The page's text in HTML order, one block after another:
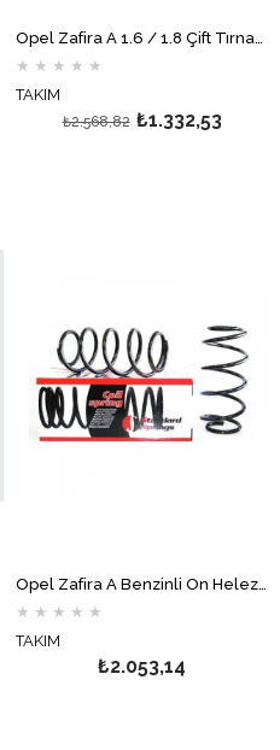
★ ★ ★ ★ ★
TAKIM
₺1.332,53
₺2.568,82
Opel Zafira A Benzinli Ön Helezon Yay Takımı STANDART YAY
★ ★ ★ ★ ★
TAKIM
₺2.053,14